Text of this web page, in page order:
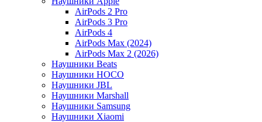
AirPods 2 Pro
AirPods 3 Pro
AirPods 4
AirPods Max (2024)
AirPods Max 2 (2026)
Наушники Beats
Наушники HOCO
Наушники JBL
Наушники Marshall
Наушники Samsung
Наушники Xiaomi